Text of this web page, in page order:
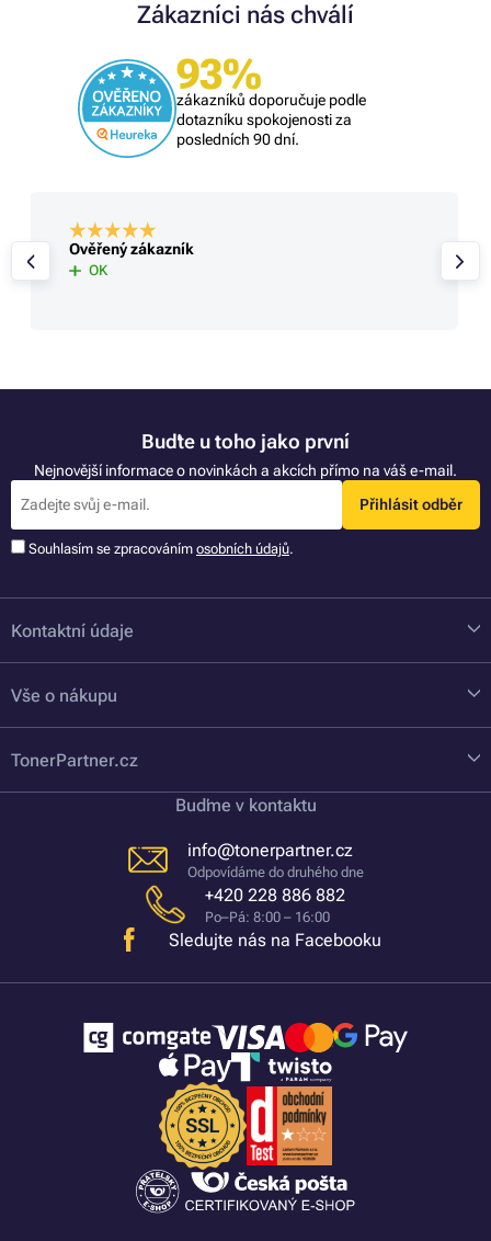
Zákazníci nás chválí
93%
zákazníků doporučuje podle
dotazníku spokojenosti za
posledních 90 dní.
Ověřený zákazník
OK
Buďte u toho jako první
Nejnovější informace o novinkách a akcích přímo na váš e-mail.
Přihlásit odběr
Souhlasím se zpracováním osobních údajů.
Kontaktní údaje
Vše o nákupu
TonerPartner.cz
Buďme v kontaktu
info@tonerpartner.cz
Odpovídáme do druhého dne
+420 228 886 882
Po–Pá: 8:00 – 16:00
Sledujte nás na Facebooku